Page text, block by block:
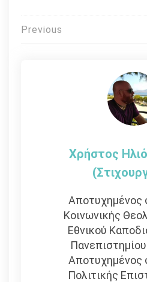
Πλοήγηση
Previous
Χρήστος
Αποτυχημένος
Κοινωνικής
Εθνικού
Αποτυχημένος
Πολιτικής